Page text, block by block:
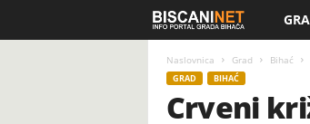
i
s
Naslovnica Grad Bihać
GRAD BIHAĆ
Crveni